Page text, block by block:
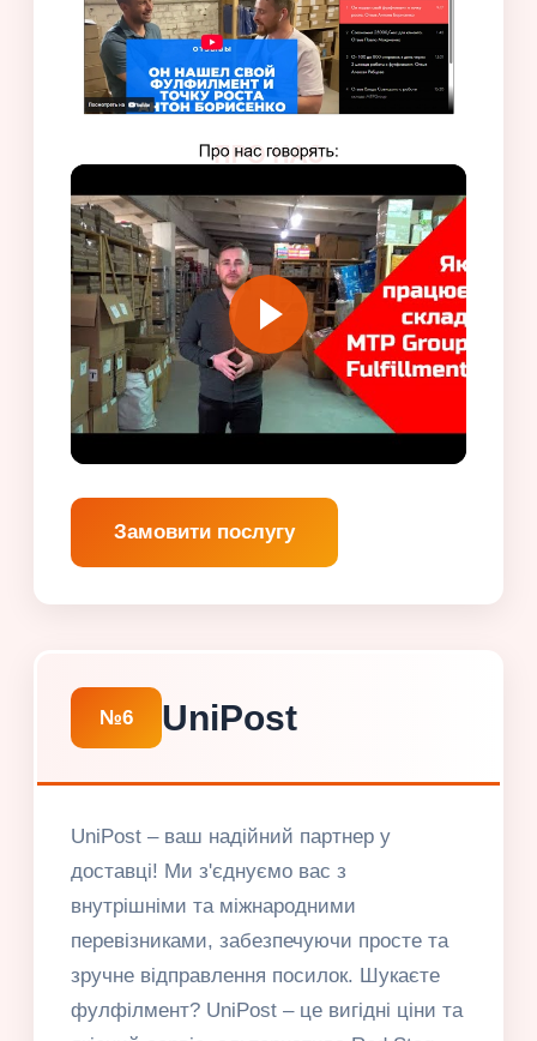
Замовити послугу
№6 UniPost
UniPost – ваш надійний партнер у
доставці! Ми з'єднуємо вас з
внутрішніми та міжнародними
перевізниками, забезпечуючи просте та
зручне відправлення посилок. Шукаєте
фулфілмент? UniPost – це вигідні ціни та